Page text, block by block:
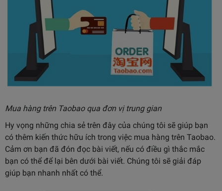
Mua hàng trên Taobao qua đơn vị trung gian
Hy vọng những chia sẻ trên đây của chúng tôi sẽ giúp bạn
có thêm kiến thức hữu ích trong việc mua hàng trên Taobao.
Cảm ơn bạn đã đón đọc bài viết, nếu có điều gì thắc mắc
bạn có thể để lại bên dưới bài viết. Chúng tôi sẽ giải đáp
giúp bạn nhanh nhất có thể.